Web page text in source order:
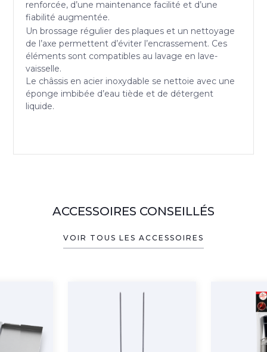
renforcée, d’une maintenance facilité et d’une
fiabilité augmentée.
Un brossage régulier des plaques et un nettoyage
de l’axe permettent d’éviter l’encrassement. Ces
éléments sont compatibles au lavage en lave-
vaisselle.
Le châssis en acier inoxydable se nettoie avec une
éponge imbibée d’eau tiède et de détergent
liquide.
ACCESSOIRES CONSEILLÉS
VOIR TOUS LES ACCESSOIRES